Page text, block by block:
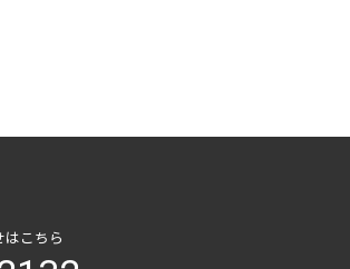
こちら